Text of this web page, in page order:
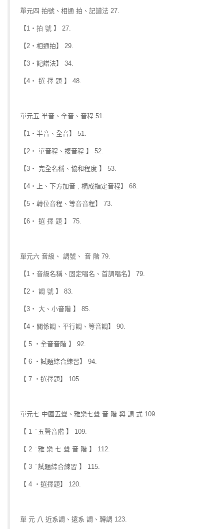
單元四 拍號、相通 拍、記譜法 27.
【1‧拍 號 】 27.
【2‧相通拍】 29.
【3‧記譜法】 34.
【4‧ 選 擇 題 】 48.
單元五 半音、全音、音程 51.
【1‧半音、全音】 51.
【2‧ 單音程、複音程 】 52.
【3‧ 完全名稱、協和程度 】 53.
【4‧上、下方加音 , 構成指定音程】 68.
【5‧轉位音程、等音音程】 73.
【6‧ 選 擇 題 】 75.
單元六 音級、 調號、 音 階 79.
【1‧音級名稱、固定唱名、首調唱名】 79.
【2‧ 調 號 】 83.
【3‧ 大、小音階 】 85.
【4‧關係調、平行調、等音調】 90.
【 5 ‧全音音階 】 92.
【 6 ‧試題綜合練習】 94.
【 7 ‧選擇題】 105.
單元七 中國五聲、雅樂七聲 音 階 與 調 式 109.
【 1 ̇ 五聲音階 】 109.
【 2 ̇ 雅 樂 七 聲 音 階 】 112.
【 3 ̇ 試題綜合練習 】 115.
【 4 ‧選擇題】 120.
單 元 八 近系調、遠系 調、轉調 123.